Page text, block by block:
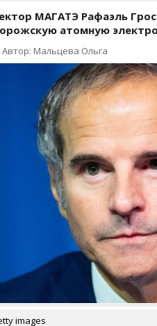
МАГАТЭ Рафаэль
атомную
Автор: Мальцева Ольга
images